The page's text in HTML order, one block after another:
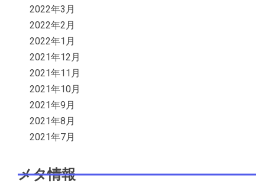
2022年3月
2022年2月
2022年1月
2021年12月
2021年11月
2021年10月
2021年9月
2021年8月
2021年7月
メタ情報